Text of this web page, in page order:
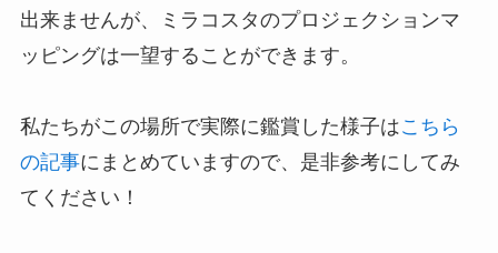
出来ませんが、ミラコスタのプロジェクションマ
ッピングは一望することができます。
私たちがこの場所で実際に鑑賞した様子はこちら
の記事にまとめていますので、是非参考にしてみ
てください！